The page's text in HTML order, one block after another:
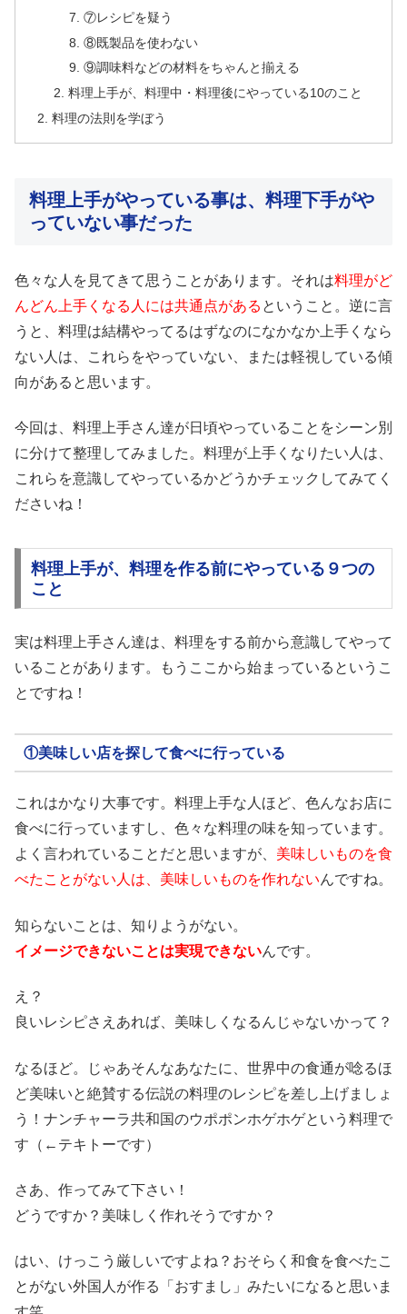
⑦レシピを疑う
⑧既製品を使わない
⑨調味料などの材料をちゃんと揃える
料理上手が、料理中・料理後にやっている10のこと
料理の法則を学ぼう
料理上手がやっている事は、料理下手がや
っていない事だった
色々な人を見てきて思うことがあります。それは料理がど
んどん上手くなる人には共通点がある ということ。逆に言
うと、料理は結構やってるはずなのになかなか上手くなら
ない人は、これらをやっていない、または軽視している傾
向があると思います。
今回は、料理上手さん達が日頃やっていることをシーン別
に分けて整理してみました。料理が上手くなりたい人は、
これらを意識してやっているかどうかチェックしてみてく
ださいね！
料理上手が、料理を作る前にやっている９つの
こと
実は料理上手さん達は、料理をする前から意識してやって
いることがあります。もうここから始まっているというこ
とですね！
①美味しい店を探して食べに行っている
これはかなり大事です。料理上手な人ほど、色んなお店に
食べに行っていますし、色々な料理の味を知っています。
よく言われていることだと思いますが、 美味しいものを食
べたことがない人は、美味しいものを作れないんですね。
知らないことは、知りようがない。
イメージできないことは実現できないんです。
え？
良いレシピさえあれば、美味しくなるんじゃないかって？
なるほど。じゃあそんなあなたに、世界中の食通が唸るほ
ど美味いと絶賛する伝説の料理のレシピを差し上げましょ
う！ナンチャーラ共和国のウポポンホゲホゲという料理で
す（←テキトーです）
さあ、作ってみて下さい！
どうですか？美味しく作れそうですか？
はい、けっこう厳しいですよね？おそらく和食を食べたこ
とがない外国人が作る「おすまし」みたいになると思いま